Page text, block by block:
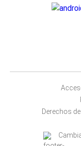
Derechos